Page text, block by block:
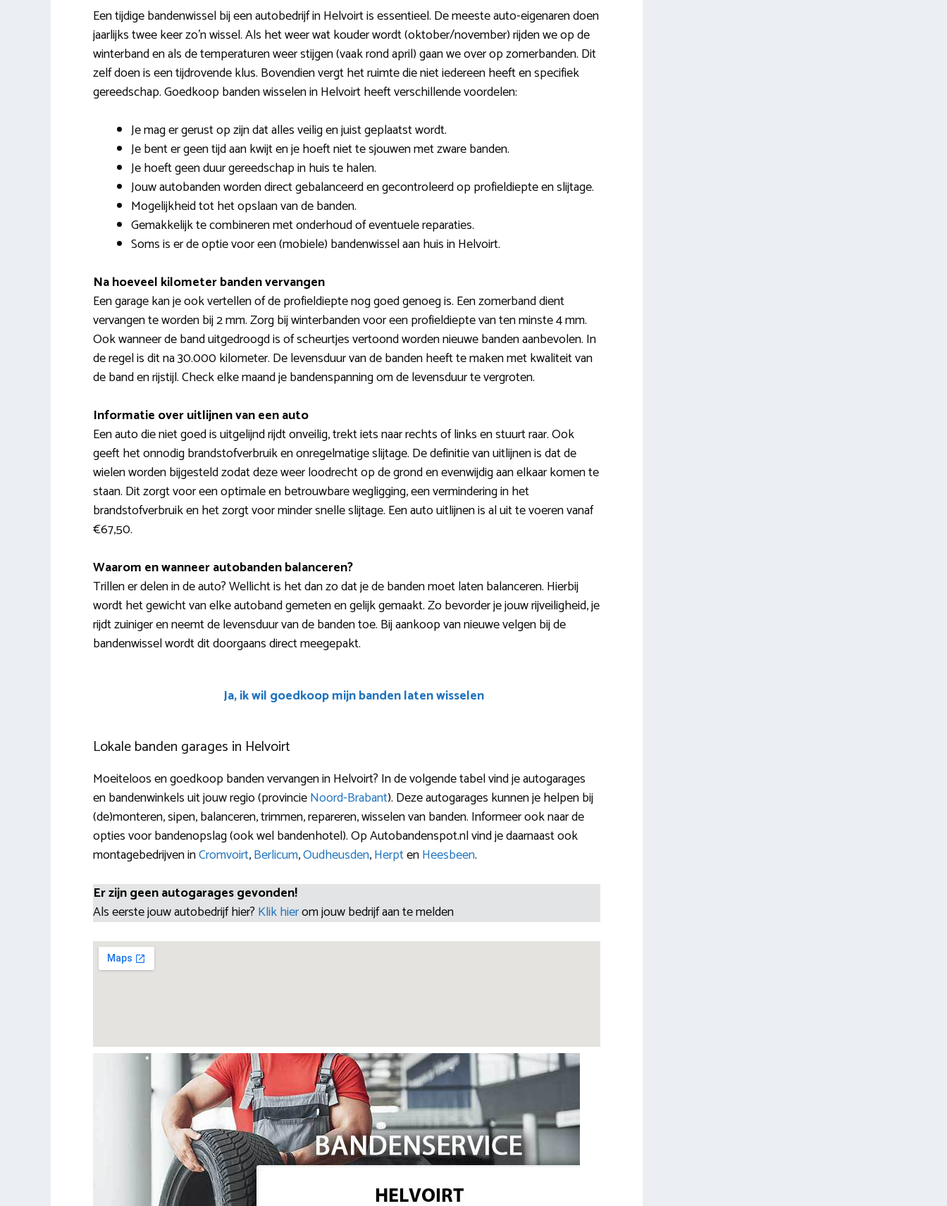
Een tijdige bandenwissel bij een autobedrijf in Helvoirt is essentieel. De meeste auto-eigenaren doen
jaarlijks twee keer zo’n wissel. Als het weer wat kouder wordt (oktober/november) rijden we op de
winterband en als de temperaturen weer stijgen (vaak rond april) gaan we over op zomerbanden. Dit
zelf doen is een tijdrovende klus. Bovendien vergt het ruimte die niet iedereen heeft en specifiek
gereedschap. Goedkoop banden wisselen in Helvoirt heeft verschillende voordelen:
Je mag er gerust op zijn dat alles veilig en juist geplaatst wordt.
Je bent er geen tijd aan kwijt en je hoeft niet te sjouwen met zware banden.
Je hoeft geen duur gereedschap in huis te halen.
Jouw autobanden worden direct gebalanceerd en gecontroleerd op profieldiepte en slijtage.
Mogelijkheid tot het opslaan van de banden.
Gemakkelijk te combineren met onderhoud of eventuele reparaties.
Soms is er de optie voor een (mobiele) bandenwissel aan huis in Helvoirt.
Na hoeveel kilometer banden vervangen
Een garage kan je ook vertellen of de profieldiepte nog goed genoeg is. Een zomerband dient
vervangen te worden bij 2 mm. Zorg bij winterbanden voor een profieldiepte van ten minste 4 mm.
Ook wanneer de band uitgedroogd is of scheurtjes vertoond worden nieuwe banden aanbevolen. In
de regel is dit na 30.000 kilometer. De levensduur van de banden heeft te maken met kwaliteit van
de band en rijstijl. Check elke maand je bandenspanning om de levensduur te vergroten.
Informatie over uitlijnen van een auto
Een auto die niet goed is uitgelijnd rijdt onveilig, trekt iets naar rechts of links en stuurt raar. Ook
geeft het onnodig brandstofverbruik en onregelmatige slijtage. De definitie van uitlijnen is dat de
wielen worden bijgesteld zodat deze weer loodrecht op de grond en evenwijdig aan elkaar komen te
staan. Dit zorgt voor een optimale en betrouwbare wegligging, een vermindering in het
brandstofverbruik en het zorgt voor minder snelle slijtage. Een auto uitlijnen is al uit te voeren vanaf
€67,50.
Waarom en wanneer autobanden balanceren?
Trillen er delen in de auto? Wellicht is het dan zo dat je de banden moet laten balanceren. Hierbij
wordt het gewicht van elke autoband gemeten en gelijk gemaakt. Zo bevorder je jouw rijveiligheid, je
rijdt zuiniger en neemt de levensduur van de banden toe. Bij aankoop van nieuwe velgen bij de
bandenwissel wordt dit doorgaans direct meegepakt.
Ja, ik wil goedkoop mijn banden laten wisselen
Lokale banden garages in Helvoirt
Moeiteloos en goedkoop banden vervangen in Helvoirt? In de volgende tabel vind je autogarages
en bandenwinkels uit jouw regio (provincieNoord-Brabant). Deze autogarages kunnen je helpen bij
(de)monteren, sipen, balanceren, trimmen, repareren, wisselen van banden. Informeer ook naar de
opties voor bandenopslag (ook wel bandenhotel). Op Autobandenspot.nl vind je daarnaast ook
montagebedrijven inCromvoirt,Berlicum,Oudheusden,HerptenHeesbeen.
Er zijn geen autogarages gevonden!
Als eerste jouw autobedrijf hier? Klik hierom jouw bedrijf aan te melden